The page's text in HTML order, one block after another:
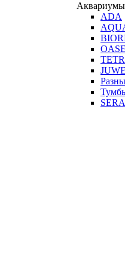
Аквариумы
ADA
OASE
SERA